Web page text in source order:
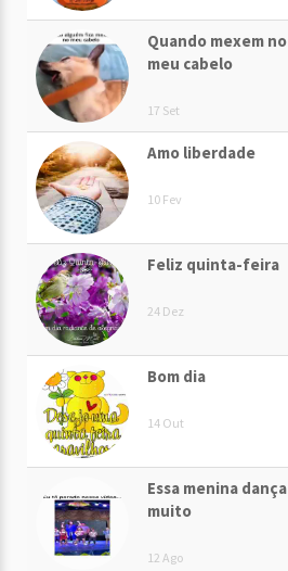
Quando mexem no
meu cabelo
17 Set
Amo liberdade
10 Fev
Feliz quinta-feira
24 Dez
Bom dia
14 Out
Essa menina dança
muito
12 Ago